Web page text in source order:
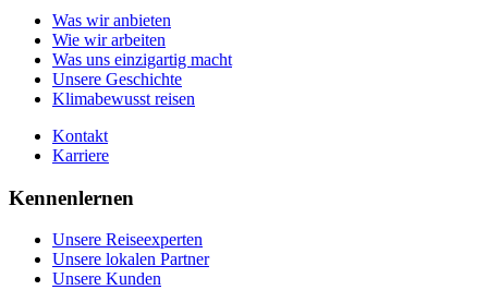
Kontakt
Karriere
Unsere Kunden
Was wir anbieten
Wie wir arbeiten
Was uns einzigartig macht
Unsere Geschichte
Klimabewusst reisen
Kontakt
Karriere
Kennenlernen
Unsere Reiseexperten
Unsere lokalen Partner
Unsere Kunden